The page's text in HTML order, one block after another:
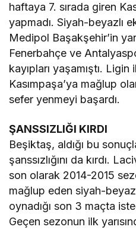
haftaya 7. sırada giren
yapmadı. Siyah-beyazlı
Medipol Başakşehir’in
Fenerbahçe ve
kayıpları yaşamıştı. Ligin
Kasımpaşa’ya mağlup
sefer yenmeyi başardı.
ŞANSSIZLIĞI KIRDI
Beşiktaş, aldığı bu
şanssızlığını da kırdı.
son olarak 2014-2015
mağlup eden siyah-
oynadığı son 3 maçta
Geçen sezonun ilk